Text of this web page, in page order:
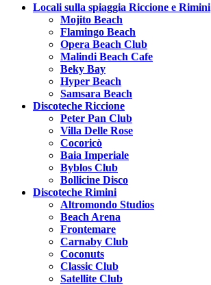
Locali sulla spiaggia Riccione e Rimini
Mojito Beach
Flamingo Beach
Opera Beach Club
Malindi Beach Cafe
Beky Bay
Hyper Beach
Samsara Beach
Discoteche Riccione
Peter Pan Club
Villa Delle Rose
Cocoricò
Baia Imperiale
Byblos Club
Bollicine Disco
Discoteche Rimini
Altromondo Studios
Beach Arena
Frontemare
Carnaby Club
Coconuts
Classic Club
Satellite Club